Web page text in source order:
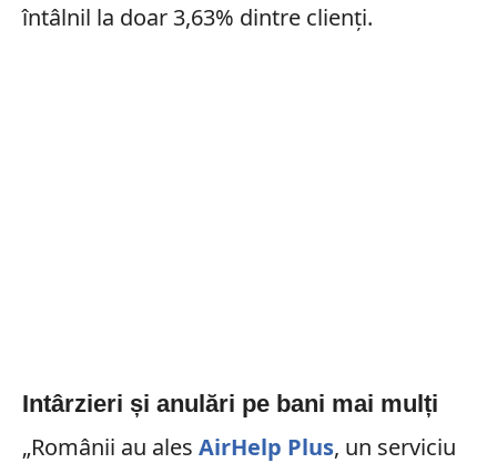
întâlnil la doar 3,63% dintre clienți.
Intârzieri și anulări pe bani mai mulți
„Românii au ales AirHelp Plus, un serviciu